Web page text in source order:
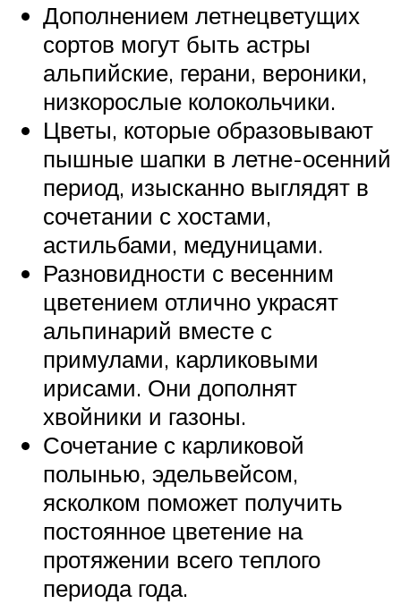
Дополнением летнецветущих
сортов могут быть астры
альпийские, герани, вероники,
низкорослые колокольчики.
Цветы, которые образовывают
пышные шапки в летне-осенний
период, изысканно выглядят в
сочетании с хостами,
астильбами, медуницами.
Разновидности с весенним
цветением отлично украсят
альпинарий вместе с
примулами, карликовыми
ирисами. Они дополнят
хвойники и газоны.
Сочетание с карликовой
полынью, эдельвейсом,
ясколком поможет получить
постоянное цветение на
протяжении всего теплого
периода года.